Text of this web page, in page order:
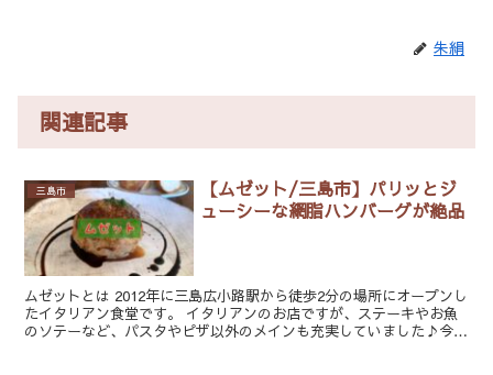
朱絹
関連記事
三島市
【ムゼット/三島市】パリッとジ
ューシーな網脂ハンバーグが絶品
ムゼットとは 2012年に三島広小路駅から徒歩2分の場所にオープンし
たイタリアン食堂です。 イタリアンのお店ですが、ステーキやお魚
のソテーなど、パスタやピザ以外のメインも充実していました♪今回